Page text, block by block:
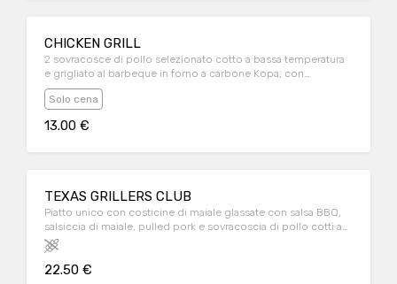
CHICKEN GRILL
2 sovracosce di pollo selezionato cotto a bassa temperatura
e grigliato al barbeque in forno a carbone Kopa, con
contorno di patatine fritte
Solo cena
13.00 €
TEXAS GRILLERS CLUB
Piatto unico con costicine di maiale glassate con salsa BBQ,
salsiccia di maiale, pulled pork e sovracoscia di pollo cotti a
bassa temperatura, ed infine grigliati in forno a carbone KOPA;
servito con patatine fritte
22.50 €